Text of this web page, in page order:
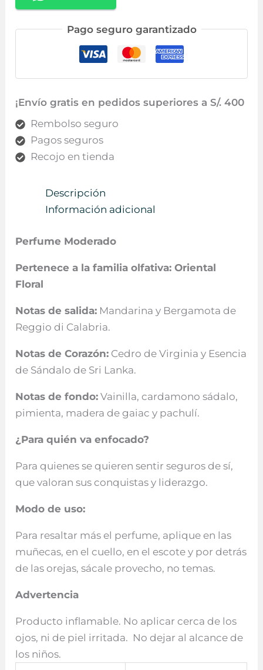
Pago seguro garantizado
¡Envío gratis en pedidos superiores a S/. 400
Rembolso seguro
Pagos seguros
Recojo en tienda
Descripción
Información adicional
Perfume Moderado
Pertenece a la familia olfativa: Oriental
Floral
Notas de salida: Mandarina y Bergamota de
Reggio di Calabria.
Notas de Corazón: Cedro de Virginia y Esencia
de Sándalo de Sri Lanka.
Notas de fondo: Vainilla, cardamono sádalo,
pimienta, madera de gaiac y pachulí.
¿Para quién va enfocado?
Para quienes se quieren sentir seguros de sí,
que valoran sus conquistas y liderazgo.
Modo de uso:
Para resaltar más el perfume, aplique en las
muñecas, en el cuello, en el escote y por detrás
de las orejas, sácale provecho, no temas.
Advertencia
Producto inflamable. No aplicar cerca de los
ojos, ni de piel irritada. No dejar al alcance de
los niños.